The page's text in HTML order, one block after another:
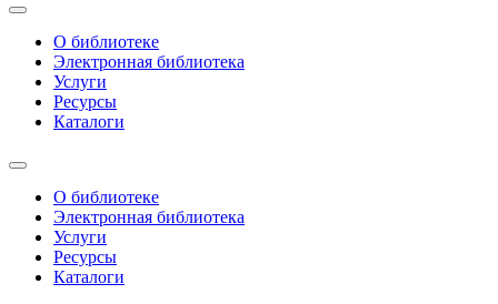
О библиотеке
Электронная библиотека
Услуги
Ресурсы
Каталоги
О библиотеке
Электронная библиотека
Услуги
Ресурсы
Каталоги